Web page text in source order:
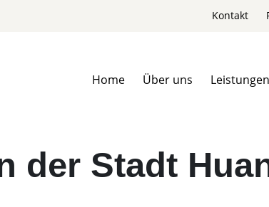
Kontakt
Home Über uns Leistungen
der Stadt